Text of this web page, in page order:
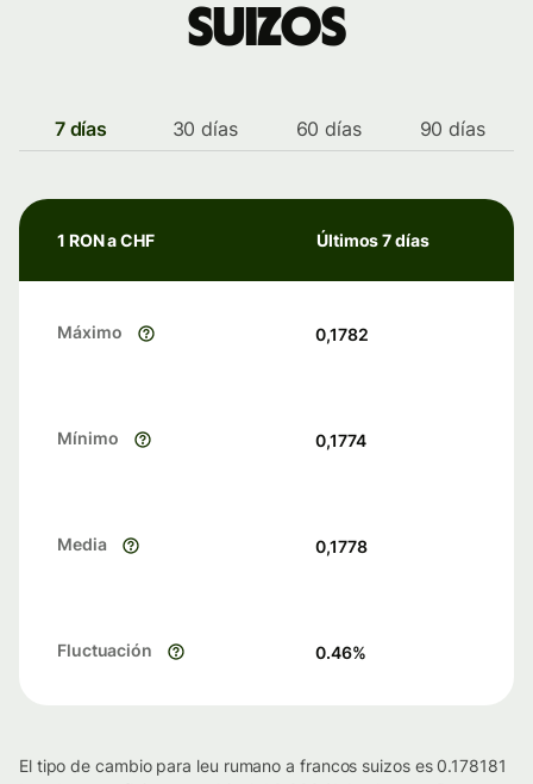
suizos
7 días 30 días 60 días 90 días
1 RON a CHF Últimos 7 días
Máximo 0,1782
Mínimo 0,1774
Media 0,1778
Fluctuación 0.46%
El tipo de cambio para leu rumano a francos suizos es 0.178181